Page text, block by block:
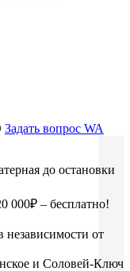
Задать вопрос WA
до остановки
– бесплатно!
от
и Соловей-Ключ